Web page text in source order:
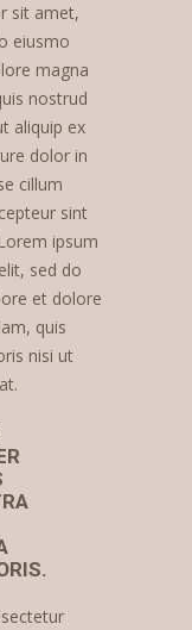
sit amet,
eiusmo
magna
nostrud
aliquip ex
dolor in
cillum
sint
ipsum
sed do
et dolore
quis
nisi ut